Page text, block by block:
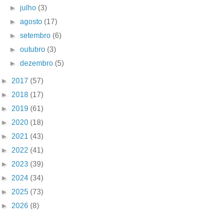
►julho(3)
►agosto(17)
►setembro(6)
►outubro(3)
►dezembro(5)
► 2017 (57)
► 2018 (17)
► 2019 (61)
► 2020 (18)
► 2021 (43)
► 2022 (41)
► 2023 (39)
► 2024 (34)
► 2025 (73)
► 2026 (8)